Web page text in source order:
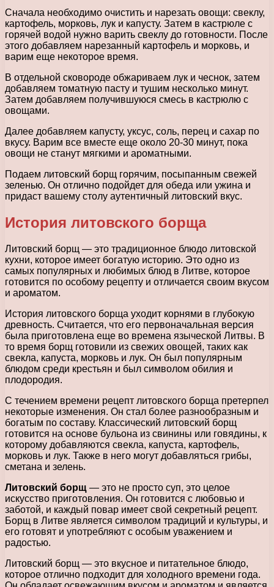
Сначала необходимо очистить и нарезать овощи: свеклу,
картофель, морковь, лук и капусту. Затем в кастрюле с
горячей водой нужно варить свеклу до готовности. После
этого добавляем нарезанный картофель и морковь, и
варим еще некоторое время.
В отдельной сковороде обжариваем лук и чеснок, затем
добавляем томатную пасту и тушим несколько минут.
Затем добавляем получившуюся смесь в кастрюлю с
овощами.
Далее добавляем капусту, уксус, соль, перец и сахар по
вкусу. Варим все вместе еще около 20-30 минут, пока
овощи не станут мягкими и ароматными.
Подаем литовский борщ горячим, посыпанным свежей
зеленью. Он отлично подойдет для обеда или ужина и
придаст вашему столу аутентичный литовский вкус.
История литовского борща
Литовский борщ — это традиционное блюдо литовской
кухни, которое имеет богатую историю. Это одно из
самых популярных и любимых блюд в Литве, которое
готовится по особому рецепту и отличается своим вкусом
и ароматом.
История литовского борща уходит корнями в глубокую
древность. Считается, что его первоначальная версия
была приготовлена еще во времена языческой Литвы. В
то время борщ готовили из свежих овощей, таких как
свекла, капуста, морковь и лук. Он был популярным
блюдом среди крестьян и был символом обилия и
плодородия.
С течением времени рецепт литовского борща претерпел
некоторые изменения. Он стал более разнообразным и
богатым по составу. Классический литовский борщ
готовится на основе бульона из свинины или говядины, к
которому добавляются свекла, капуста, картофель,
морковь и лук. Также в него могут добавляться грибы,
сметана и зелень.
Литовский борщ — это не просто суп, это целое
искусство приготовления. Он готовится с любовью и
заботой, и каждый повар имеет свой секретный рецепт.
Борщ в Литве является символом традиций и культуры, и
его готовят и употребляют с особым уважением и
радостью.
Литовский борщ — это вкусное и питательное блюдо,
которое отлично подходит для холодного времени года.